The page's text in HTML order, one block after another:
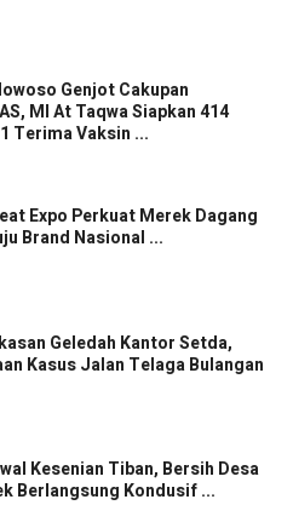
Genjot Cakupan
MI At Taqwa Siapkan 414
Terima Vaksin ...
Expo Perkuat Merek Dagang
Brand Nasional ...
Geledah Kantor Setda,
Kasus Jalan Telaga Bulangan
Kesenian Tiban, Bersih Desa
Berlangsung Kondusif ...